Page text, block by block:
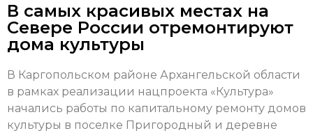
В самых красивых местах на
Севере России отремонтируют
дома культуры
В Каргопольском районе Архангельской области
в рамках реализации нацпроекта «Культура»
начались работы по капитальному ремонту домов
культуры в поселке Пригородный и деревне